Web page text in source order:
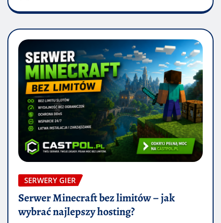
SERWERY GIER
Serwer Minecraft bez limitów – jak
wybrać najlepszy hosting?